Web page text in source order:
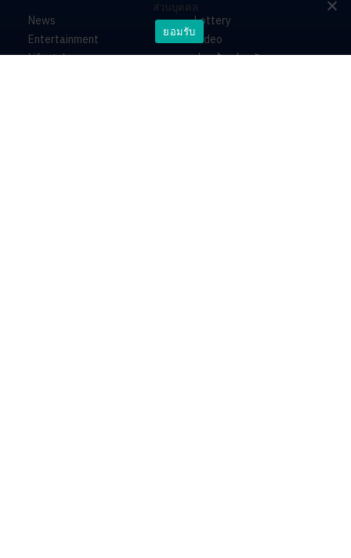
News
Entertainment
Lifestyle
Lottery
Video
ร่วมด้วยช่วยกัน
ส่วนบุคคล
ยอมรับ